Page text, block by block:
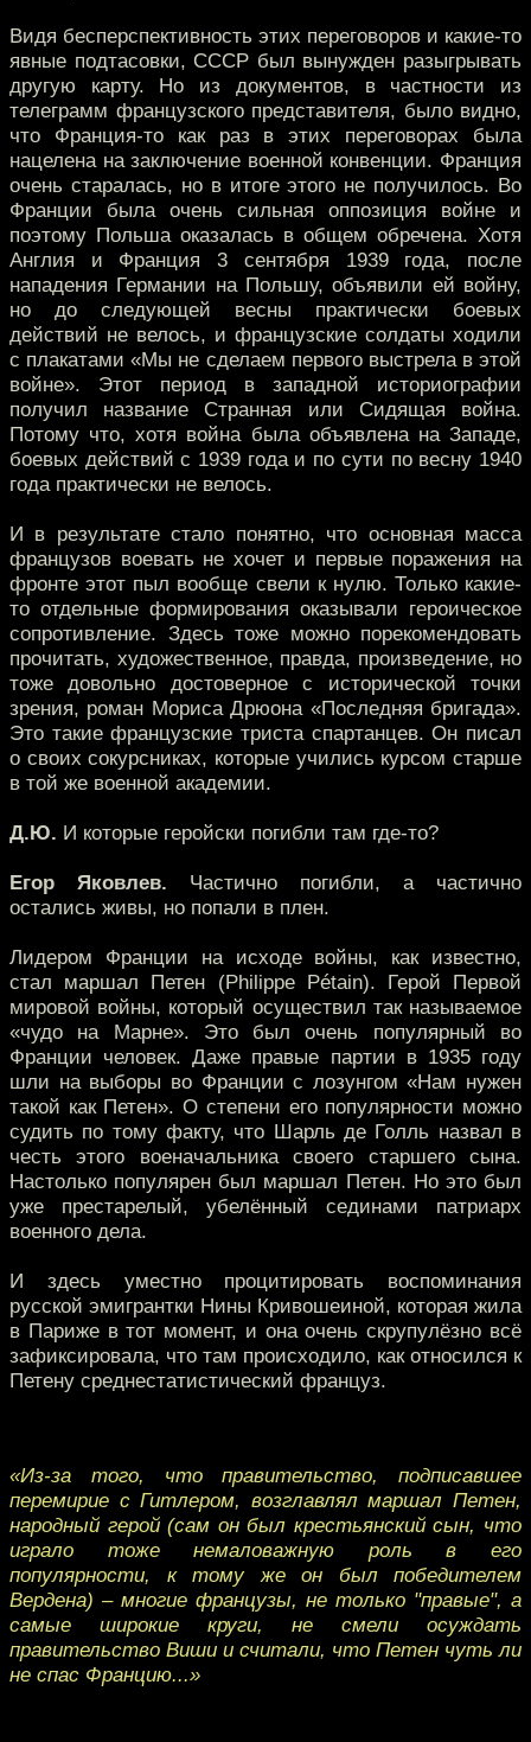
Видя бесперспективность этих переговоров и какие-то
явные подтасовки, СССР был вынужден разыгрывать
другую карту. Но из документов, в частности из
телеграмм французского представителя, было видно,
что Франция-то как раз в этих переговорах была
нацелена на заключение военной конвенции. Франция
очень старалась, но в итоге этого не получилось. Во
Франции была очень сильная оппозиция войне и
поэтому Польша оказалась в общем обречена. Хотя
Англия и Франция 3 сентября 1939 года, после
нападения Германии на Польшу, объявили ей войну,
но до следующей весны практически боевых
действий не велось, и французские солдаты ходили
с плакатами «Мы не сделаем первого выстрела в этой
войне». Этот период в западной историографии
получил название Странная или Сидящая война.
Потому что, хотя война была объявлена на Западе,
боевых действий с 1939 года и по сути по весну 1940
года практически не велось.
И в результате стало понятно, что основная масса
французов воевать не хочет и первые поражения на
фронте этот пыл вообще свели к нулю. Только какие-
то отдельные формирования оказывали героическое
сопротивление. Здесь тоже можно порекомендовать
прочитать, художественное, правда, произведение, но
тоже довольно достоверное с исторической точки
зрения, роман Мориса Дрюона «Последняя бригада».
Это такие французские триста спартанцев. Он писал
о своих сокурсниках, которые учились курсом старше
в той же военной академии.
Д.Ю. И которые геройски погибли там где-то?
Егор Яковлев. Частично погибли, а частично
остались живы, но попали в плен.
Лидером Франции на исходе войны, как известно,
стал маршал Петен (Philippe Pétain). Герой Первой
мировой войны, который осуществил так называемое
«чудо на Марне». Это был очень популярный во
Франции человек. Даже правые партии в 1935 году
шли на выборы во Франции с лозунгом «Нам нужен
такой как Петен». О степени его популярности можно
судить по тому факту, что Шарль де Голль назвал в
честь этого военачальника своего старшего сына.
Настолько популярен был маршал Петен. Но это был
уже престарелый, убелённый сединами патриарх
военного дела.
И здесь уместно процитировать воспоминания
русской эмигрантки Нины Кривошеиной, которая жила
в Париже в тот момент, и она очень скрупулёзно всё
зафиксировала, что там происходило, как относился к
Петену среднестатистический француз.
«Из-за того, что правительство, подписавшее
перемирие с Гитлером, возглавлял маршал Петен,
народный герой (сам он был крестьянский сын, что
играло тоже немаловажную роль в его
популярности, к тому же он был победителем
Вердена) – многие французы, не только "правые", а
самые широкие круги, не смели осуждать
правительство Виши и считали, что Петен чуть ли
не спас Францию...»